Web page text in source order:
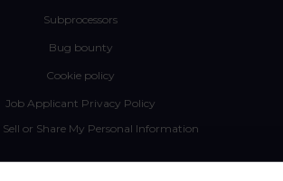
Subprocessors
Bug bounty
Cookie policy
Job Applicant Privacy Policy
Sell or Share My Personal Information